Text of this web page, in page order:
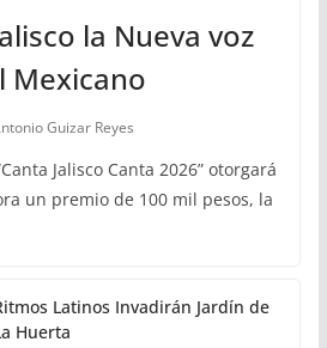
la Nueva voz
Mexicano
Guizar Reyes
Jalisco Canta 2026” otorgará
un premio de 100 mil pesos, la
Latinos Invadirán Jardín de
Huerta